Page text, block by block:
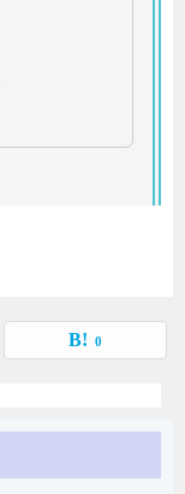
0